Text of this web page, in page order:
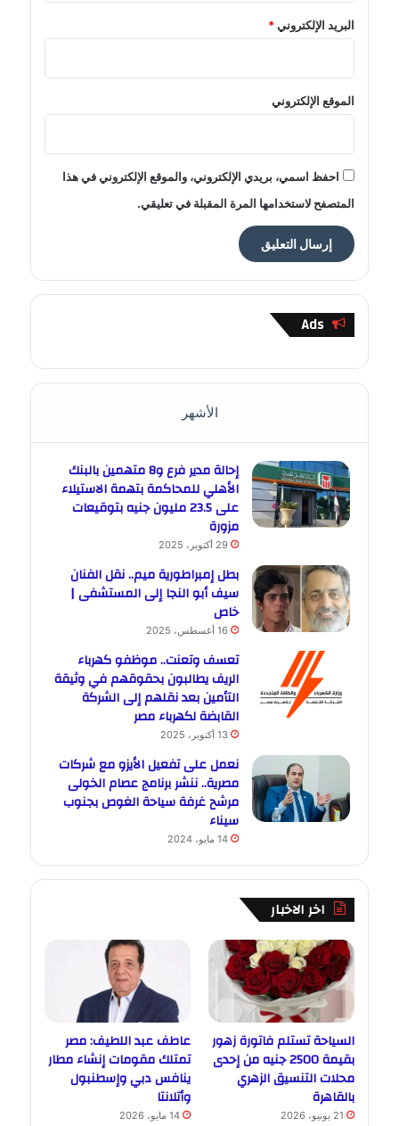
البريد الإلكتروني*
الموقع الإلكتروني
احفظ اسمي، بريدي الإلكتروني، والموقع الإلكتروني في هذا
المتصفح لاستخدامها المرة المقبلة في تعليقي.
Ads
الأشهر
إحالة مدير فرع و8 متهمين بالبنك
الأهلي للمحاكمة بتهمة الاستيلاء
على 23.5 مليون جنيه بتوقيعات
مزورة
29 أكتوبر، 2025
بطل إمبراطورية ميم.. نقل الفنان
سيف أبو النجا إلى المستشفى |
خاص
16 أغسطس، 2025
تعسف وتعنت.. موظفو كهرباء
الريف يطالبون بحقوقهم في وثيقة
التأمين بعد نقلهم إلى الشركة
القابضة لكهرباء مصر
13 أكتوبر، 2025
نعمل على تفعيل الأيزو مع شركات
مصرية.. ننشر برنامج عصام الخولى
مرشح غرفة سياحة الغوص بجنوب
سيناء
14 مايو، 2024
اخر الاخبار
السياحة تستلم فاتورة زهور
بقيمة 2500 جنيه من إحدى
محلات التنسيق الزهري
بالقاهرة
21 يونيو، 2026
عاطف عبد اللطيف: مصر
تمتلك مقومات إنشاء مطار
ينافس دبي وإسطنبول
وأتلانتا
14 مايو، 2026